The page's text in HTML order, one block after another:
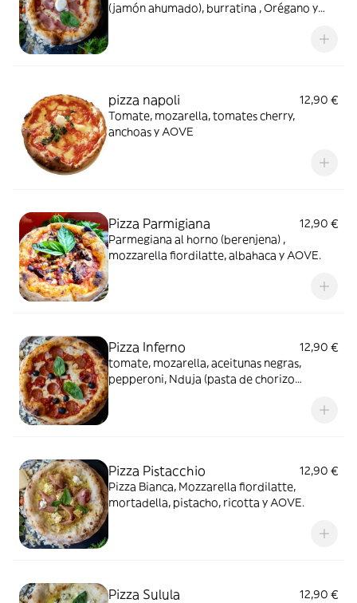
(jamón ahumado), burratina , Orégano y
pizza napoli
12,90 €
Tomate, mozarella, tomates cherry,
anchoas y AOVE
Pizza Parmigiana
12,90 €
Parmegiana al horno (berenjena) ,
mozzarella fiordilatte, albahaca y AOVE.
Pizza Inferno
12,90 €
tomate, mozarella, aceitunas negras,
pepperoni, Nduja (pasta de chorizo
Pizza Pistacchio
12,90 €
Pizza Bianca, Mozzarella fiordilatte,
mortadella, pistacho, ricotta y AOVE.
Pizza Sulula 12,90 €